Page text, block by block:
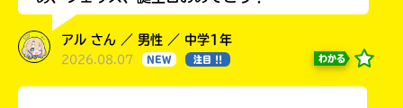
アル さん ／ 男性 ／ 中学1年
2026.08.07 NEW 注目 !! わかる